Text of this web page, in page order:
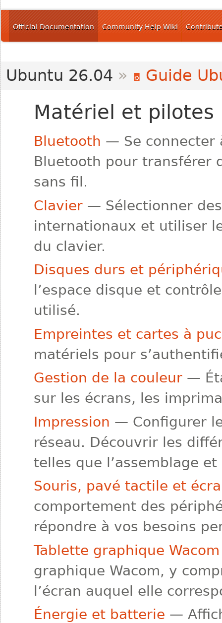
Official Documentation Community Help Wiki
Ubuntu 26.04 » Guide
Matériel et pilotes
Bluetooth — Se connecter
Bluetooth pour transférer
sans fil.
Clavier — Sélectionner
internationaux et utiliser
du clavier.
Disques durs et
l’espace disque et
utilisé.
Empreintes et cartes à
matériels pour
Gestion de la couleur —
sur les écrans, les
Impression — Configurer
réseau. Découvrir les
telles que l’assemblage
Souris, pavé tactile et
comportement des
répondre à vos besoins
Tablette graphique Wacom
graphique Wacom, y
l’écran auquel elle
Énergie et batterie —